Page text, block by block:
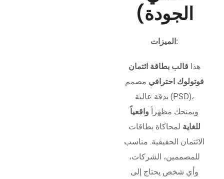
الجودة)
الميزات:
هذا قالب بطاقة ائتمان
فوتولوك احترافي مصمم
بدقة عالية (PSD)،
ويمنحك مظهراً واقعياً
للغاية لمحاكاة بطاقات
الائتمان الحقيقية. مناسب
للمصممين، الشركات،
وأي شخص يحتاج إلى